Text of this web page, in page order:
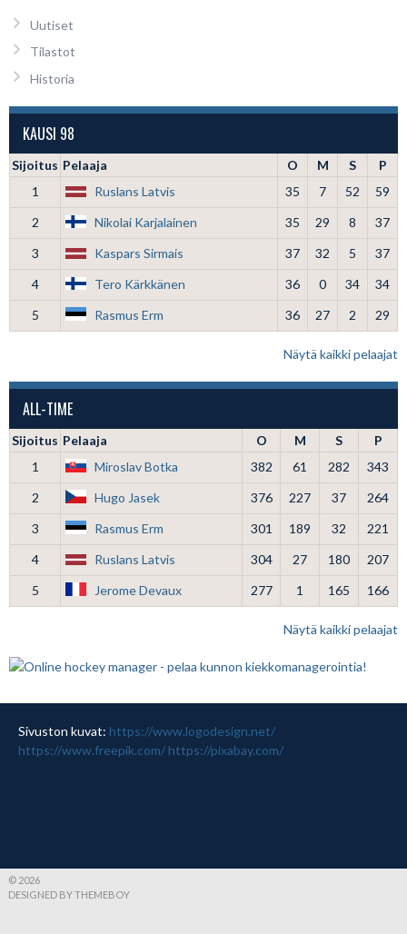
Uutiset
Tilastot
Historia
KAUSI 98
Sijoitus Pelaaja O M S
P
1
Ruslans Latvis 35 7 52
59
2
Nikolai Karjalainen 35 29 8
37
3
Kaspars Sirmais 37 32 5
37
4
Tero Kärkkänen 36 0 34
34
5
Rasmus Erm 36 27 2 29
Näytä kaikki pelaajat
ALL-TIME
Sijoitus Pelaaja O M S
P
1
Miroslav Botka 382 61 282
343
2
Hugo Jasek 376 227 37
264
3
Rasmus Erm 301 189 32
221
4
Ruslans Latvis 304 27 180
207
5
Jerome Devaux 277 1 165 166
Näytä kaikki pelaajat
Sivuston kuvat: https://www.logodesign.net/
https://www.freepik.com/ https://pixabay.com/
© 2026
DESIGNED BY THEMEBOY